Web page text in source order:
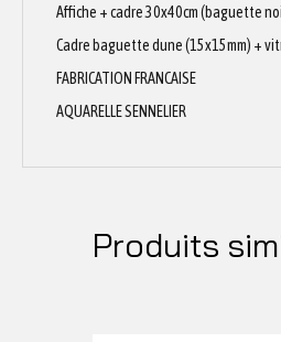
Affiche + cadre 30x40cm (baguette
Cadre baguette dune (15x15mm) +
FABRICATION FRANCAISE
AQUARELLE SENNELIER
Produits